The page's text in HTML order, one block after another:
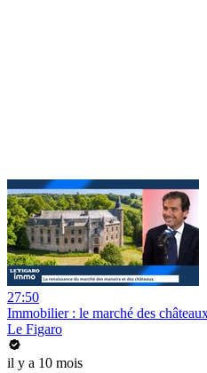
27:50
Immobilier : le marché des
Le Figaro
il y a 10 mois